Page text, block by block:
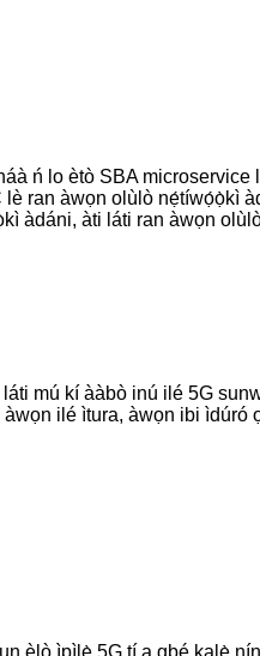
ń lo ètò SBA
ran àwọn olùlò nẹ́tíwọ́ọ̀kì
àdáni, àti láti ran àwọn
mú kí ààbò inú ilé 5G
ilé ìtura, àwọn ibi
èlò ìpìlẹ̀ 5G tí a gbé kalẹ̀